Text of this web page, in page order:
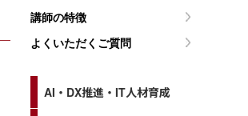
講師の特徴
よくいただくご質問
AI・DX推進・IT人材育成